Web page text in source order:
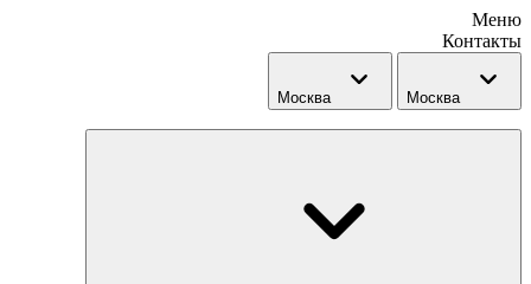
Меню
Контакты
Москва Москва